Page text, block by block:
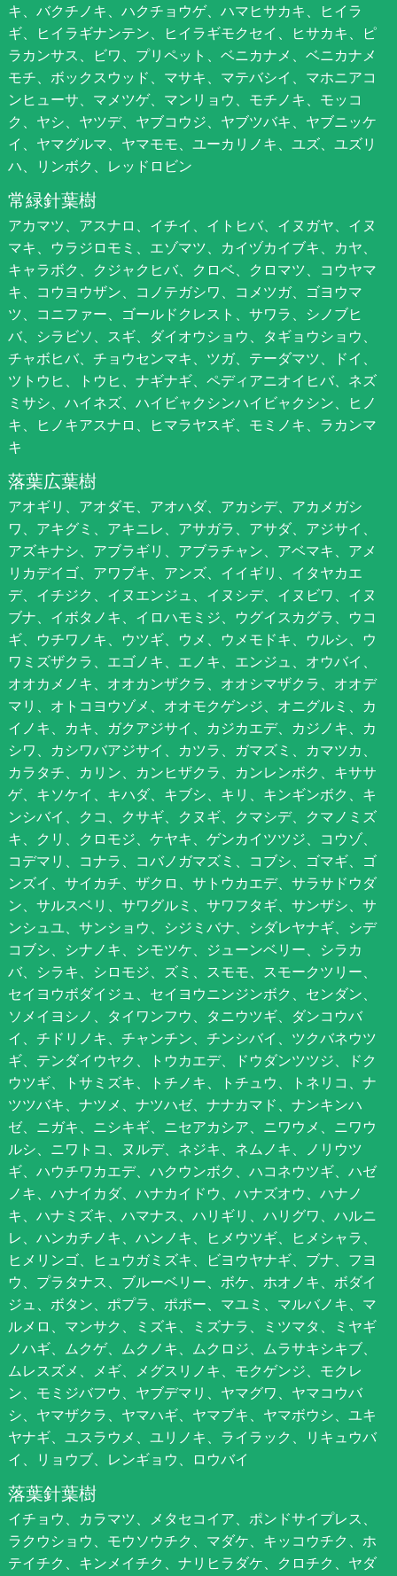
キ、バクチノキ、ハクチョウゲ、ハマヒサカキ、ヒイラ
ギ、ヒイラギナンテン、ヒイラギモクセイ、ヒサカキ、ピ
ラカンサス、ビワ、プリペット、ベニカナメ、ベニカナメ
モチ、ボックスウッド、マサキ、マテバシイ、マホニアコ
ンヒューサ、マメツゲ、マンリョウ、モチノキ、モッコ
ク、ヤシ、ヤツデ、ヤブコウジ、ヤブツバキ、ヤブニッケ
イ、ヤマグルマ、ヤマモモ、ユーカリノキ、ユズ、ユズリ
ハ、リンボク、レッドロビン
常緑針葉樹
アカマツ、アスナロ、イチイ、イトヒバ、イヌガヤ、イヌ
マキ、ウラジロモミ、エゾマツ、カイヅカイブキ、カヤ、
キャラボク、クジャクヒバ、クロベ、クロマツ、コウヤマ
キ、コウヨウザン、コノテガシワ、コメツガ、ゴヨウマ
ツ、コニファー、ゴールドクレスト、サワラ、シノブヒ
バ、シラビソ、スギ、ダイオウショウ、タギョウショウ、
チャボヒバ、チョウセンマキ、ツガ、テーダマツ、ドイ、
ツトウヒ、トウヒ、ナギナギ、ペディアニオイヒバ、ネズ
ミサシ、ハイネズ、ハイビャクシンハイビャクシン、ヒノ
キ、ヒノキアスナロ、ヒマラヤスギ、モミノキ、ラカンマ
キ
落葉広葉樹
アオギリ、アオダモ、アオハダ、アカシデ、アカメガシ
ワ、アキグミ、アキニレ、アサガラ、アサダ、アジサイ、
アズキナシ、アブラギリ、アブラチャン、アベマキ、アメ
リカデイゴ、アワブキ、アンズ、イイギリ、イタヤカエ
デ、イチジク、イヌエンジュ、イヌシデ、イヌビワ、イヌ
ブナ、イボタノキ、イロハモミジ、ウグイスカグラ、ウコ
ギ、ウチワノキ、ウツギ、ウメ、ウメモドキ、ウルシ、ウ
ワミズザクラ、エゴノキ、エノキ、エンジュ、オウバイ、
オオカメノキ、オオカンザクラ、オオシマザクラ、オオデ
マリ、オトコヨウゾメ、オオモクゲンジ、オニグルミ、カ
イノキ、カキ、ガクアジサイ、カジカエデ、カジノキ、カ
シワ、カシワバアジサイ、カツラ、ガマズミ、カマツカ、
カラタチ、カリン、カンヒザクラ、カンレンボク、キササ
ゲ、キソケイ、キハダ、キブシ、キリ、キンギンボク、キ
ンシバイ、クコ、クサギ、クヌギ、クマシデ、クマノミズ
キ、クリ、クロモジ、ケヤキ、ゲンカイツツジ、コウゾ、
コデマリ、コナラ、コバノガマズミ、コブシ、ゴマギ、ゴ
ンズイ、サイカチ、ザクロ、サトウカエデ、サラサドウダ
ン、サルスベリ、サワグルミ、サワフタギ、サンザシ、サ
ンシュユ、サンショウ、シジミバナ、シダレヤナギ、シデ
コブシ、シナノキ、シモツケ、ジューンベリー、シラカ
バ、シラキ、シロモジ、ズミ、スモモ、スモークツリー、
セイヨウボダイジュ、セイヨウニンジンボク、センダン、
ソメイヨシノ、タイワンフウ、タニウツギ、ダンコウバ
イ、チドリノキ、チャンチン、チンシバイ、ツクバネウツ
ギ、テンダイウヤク、トウカエデ、ドウダンツツジ、ドク
ウツギ、トサミズキ、トチノキ、トチュウ、トネリコ、ナ
ツツバキ、ナツメ、ナツハゼ、ナナカマド、ナンキンハ
ゼ、ニガキ、ニシキギ、ニセアカシア、ニワウメ、ニワウ
ルシ、ニワトコ、ヌルデ、ネジキ、ネムノキ、ノリウツ
ギ、ハウチワカエデ、ハクウンボク、ハコネウツギ、ハゼ
ノキ、ハナイカダ、ハナカイドウ、ハナズオウ、ハナノ
キ、ハナミズキ、ハマナス、ハリギリ、ハリグワ、ハルニ
レ、ハンカチノキ、ハンノキ、ヒメウツギ、ヒメシャラ、
ヒメリンゴ、ヒュウガミズキ、ビヨウヤナギ、ブナ、フヨ
ウ、プラタナス、ブルーベリー、ボケ、ホオノキ、ボダイ
ジュ、ボタン、ポプラ、ポポー、マユミ、マルバノキ、マ
ルメロ、マンサク、ミズキ、ミズナラ、ミツマタ、ミヤギ
ノハギ、ムクゲ、ムクノキ、ムクロジ、ムラサキシキブ、
ムレスズメ、メギ、メグスリノキ、モクゲンジ、モクレ
ン、モミジバフウ、ヤブデマリ、ヤマグワ、ヤマコウバ
シ、ヤマザクラ、ヤマハギ、ヤマブキ、ヤマボウシ、ユキ
ヤナギ、ユスラウメ、ユリノキ、ライラック、リキュウバ
イ、リョウブ、レンギョウ、ロウバイ
落葉針葉樹
イチョウ、カラマツ、メタセコイア、ポンドサイプレス、
ラクウショウ、モウソウチク、マダケ、キッコウチク、ホ
テイチク、キンメイチク、ナリヒラダケ、クロチク、ヤダ